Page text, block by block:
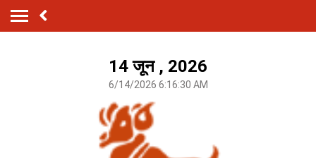
14 जून , 2026
6/14/2026 6:16:30 AM